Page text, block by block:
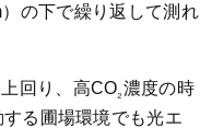
の下で繰り返して測れ
回り、高CO₂濃度の時
る圃場環境でも光エ